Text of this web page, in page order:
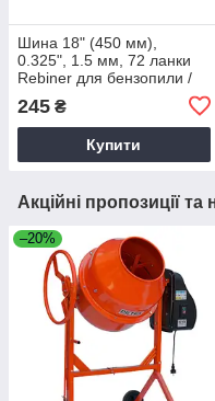
Шина 18" (450 мм),
0.325", 1.5 мм, 72 ланки
Rebiner для бензопили /
245 ₴
Купити
Акційні пропозиції та
–20%